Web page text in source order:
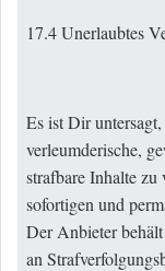
17.4 Unerlaubtes
Es ist Dir
verleumderische,
strafbare Inhalte
sofortigen und
Der Anbieter
an